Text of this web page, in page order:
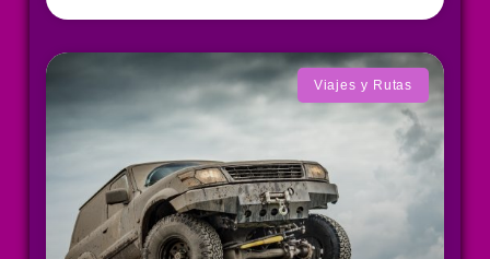
Viajes y Rutas